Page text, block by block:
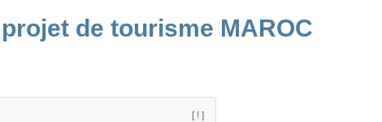
de tourisme MAROC
[ ! ]